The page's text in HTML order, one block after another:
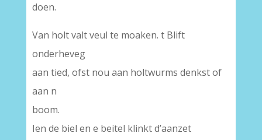
doen.
Van holt valt veul te moaken. t Blift
onderheveg
aan tied, ofst nou aan holtwurms denkst of
aan n
boom.
Ien de biel en e beitel klinkt d’aanzet